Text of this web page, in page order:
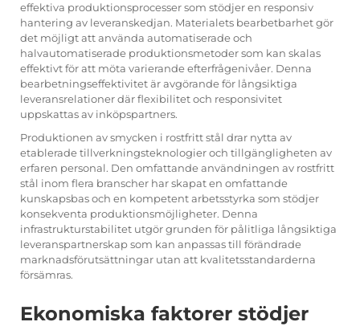
effektiva produktionsprocesser som stödjer en responsiv
hantering av leveranskedjan. Materialets bearbetbarhet gör
det möjligt att använda automatiserade och
halvautomatiserade produktionsmetoder som kan skalas
effektivt för att möta varierande efterfrågenivåer. Denna
bearbetningseffektivitet är avgörande för långsiktiga
leveransrelationer där flexibilitet och responsivitet
uppskattas av inköpspartners.
Produktionen av smycken i rostfritt stål drar nytta av
etablerade tillverkningsteknologier och tillgängligheten av
erfaren personal. Den omfattande användningen av rostfritt
stål inom flera branscher har skapat en omfattande
kunskapsbas och en kompetent arbetsstyrka som stödjer
konsekventa produktionsmöjligheter. Denna
infrastrukturstabilitet utgör grunden för pålitliga långsiktiga
leveranspartnerskap som kan anpassas till förändrade
marknadsförutsättningar utan att kvalitetsstandarderna
försämras.
Ekonomiska faktorer stödjer